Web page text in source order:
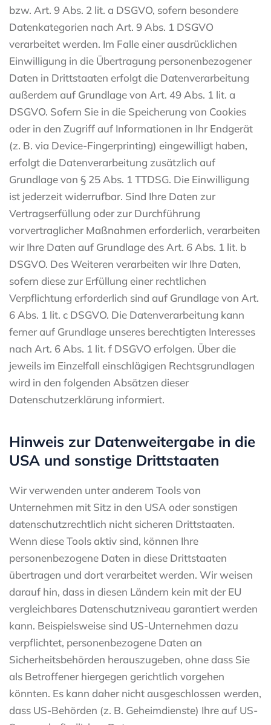
bzw. Art. 9 Abs. 2 lit. a DSGVO, sofern besondere
Datenkategorien nach Art. 9 Abs. 1 DSGVO
verarbeitet werden. Im Falle einer ausdrücklichen
Einwilligung in die Übertragung personenbezogener
Daten in Drittstaaten erfolgt die Datenverarbeitung
außerdem auf Grundlage von Art. 49 Abs. 1 lit. a
DSGVO. Sofern Sie in die Speicherung von Cookies
oder in den Zugriff auf Informationen in Ihr Endgerät
(z. B. via Device-Fingerprinting) eingewilligt haben,
erfolgt die Datenverarbeitung zusätzlich auf
Grundlage von § 25 Abs. 1 TTDSG. Die Einwilligung
ist jederzeit widerrufbar. Sind Ihre Daten zur
Vertragserfüllung oder zur Durchführung
vorvertraglicher Maßnahmen erforderlich, verarbeiten
wir Ihre Daten auf Grundlage des Art. 6 Abs. 1 lit. b
DSGVO. Des Weiteren verarbeiten wir Ihre Daten,
sofern diese zur Erfüllung einer rechtlichen
Verpflichtung erforderlich sind auf Grundlage von Art.
6 Abs. 1 lit. c DSGVO. Die Datenverarbeitung kann
ferner auf Grundlage unseres berechtigten Interesses
nach Art. 6 Abs. 1 lit. f DSGVO erfolgen. Über die
jeweils im Einzelfall einschlägigen Rechtsgrundlagen
wird in den folgenden Absätzen dieser
Datenschutzerklärung informiert.
Hinweis zur Datenweitergabe in die
USA und sonstige Drittstaaten
Wir verwenden unter anderem Tools von
Unternehmen mit Sitz in den USA oder sonstigen
datenschutzrechtlich nicht sicheren Drittstaaten.
Wenn diese Tools aktiv sind, können Ihre
personenbezogene Daten in diese Drittstaaten
übertragen und dort verarbeitet werden. Wir weisen
darauf hin, dass in diesen Ländern kein mit der EU
vergleichbares Datenschutzniveau garantiert werden
kann. Beispielsweise sind US-Unternehmen dazu
verpflichtet, personenbezogene Daten an
Sicherheitsbehörden herauszugeben, ohne dass Sie
als Betroffener hiergegen gerichtlich vorgehen
könnten. Es kann daher nicht ausgeschlossen werden,
dass US-Behörden (z. B. Geheimdienste) Ihre auf US-